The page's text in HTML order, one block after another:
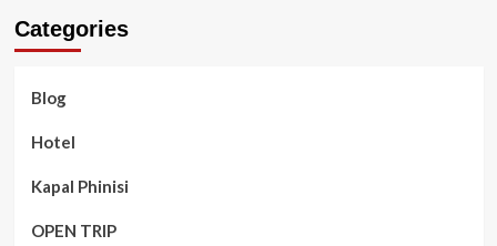
Categories
Blog
Hotel
Kapal Phinisi
OPEN TRIP